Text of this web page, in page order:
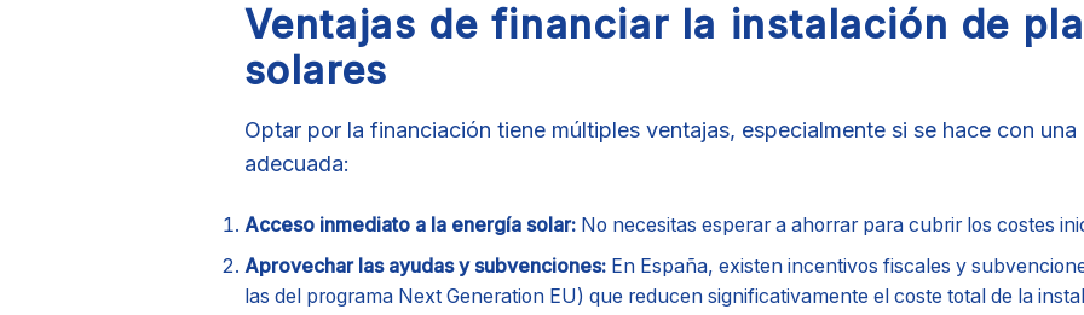
Ventajas de financiar la instalación de
solares
Optar por la financiación tiene múltiples ventajas, especialmente si se hace con una
adecuada:
Acceso inmediato a la energía solar:No necesitas esperar a ahorrar para cubrir los costes
Aprovechar las ayudas y subvenciones:En España, existen incentivos fiscales y
las del programa Next Generation EU) que reducen significativamente el coste total de la